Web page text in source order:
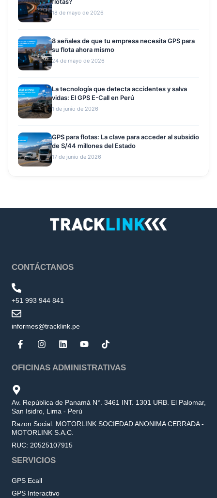
18 de mayo de 2026
8 señales de que tu empresa necesita GPS para
su flota ahora mismo
24 de mayo de 2026
La tecnología que detecta accidentes y salva
vidas: El GPS E-Call en Perú
1 de junio de 2026
GPS para flotas: La clave para acceder al subsidio
de S/44 millones del Estado
17 de junio de 2026
CONTÁCTANOS
+51 993 944 841
informes@tracklink.pe
OFICINAS ADMINISTRATIVAS
Av. República de Panamá N°. 3461 INT. 1301 URB. El Palomar,
San Isidro, Lima - Perú
Razon Social: MOTORLINK SOCIEDAD ANONIMA CERRADA -
MOTORLINK S.A.C.
RUC: 20525107915
SERVICIOS
GPS Ecall
GPS Interactivo